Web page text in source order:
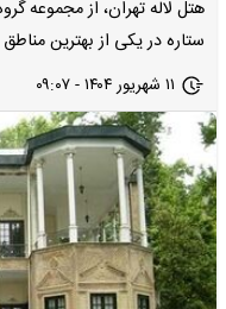
ستاره در یکی از بهترین
۱۱ شهریور ۱۴۰۴ - ۰۹:۰۷